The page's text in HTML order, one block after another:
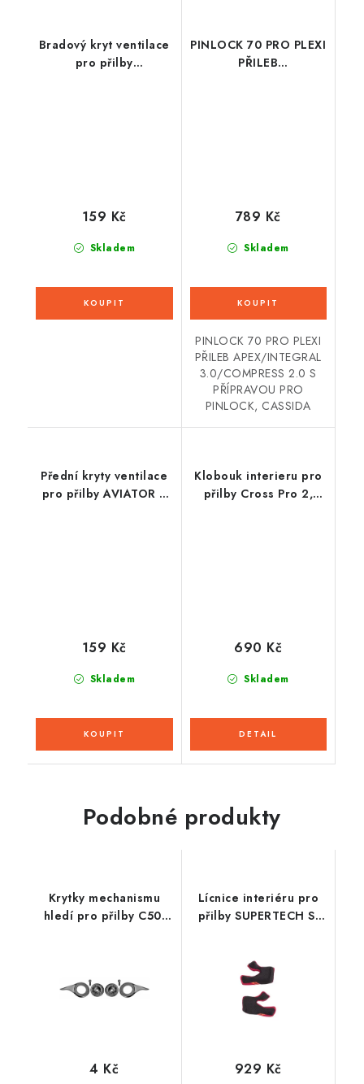
Bradový kryt ventilace
pro přilby
Skladem
159 Kč
PINLOCK 70 PRO PLEXI
PŘILEB
Skladem
789 Kč
PINLOCK 70 PRO PLEXI
PŘILEB APEX/INTEGRAL
3.0/COMPRESS 2.0 S
PŘÍPRAVOU PRO
PINLOCK, CASSIDA
Přední kryty ventilace
pro přilby AVIATOR J,
Skladem
159 Kč
Klobouk interieru pro
přilby Cross Pro 2,
Skladem
690 Kč
Podobné produkty
Krytky mechanismu
hledí pro přilby C50,
4 Kč
Lícnice interiéru pro
přilby SUPERTECH S-
ECE 22.05)
929 Kč